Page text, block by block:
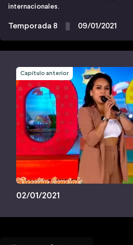
internacionales.
Temporada 8 09/01/2021
Capítulo anterior
02/01/2021